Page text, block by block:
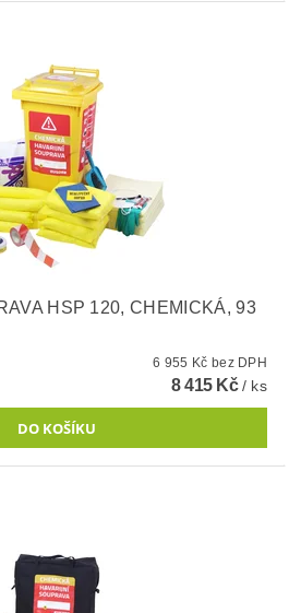
HSP 120, CHEMICKÁ, 93
6 955 Kč bez DPH
8 415 Kč/ ks